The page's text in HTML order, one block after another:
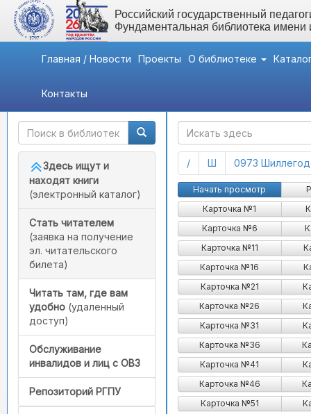
Российский государственный
Фундаментальная библиотека
Главная / Новости Проекты О библиотеке
Контакты
Быстрый доступ
Здесь ищут и
находят книги
(электронный каталог)
Стать читателем
(заявка на получение
эл. читательского
билета)
Читать там, где вам
удобно (удаленный
доступ)
Обслуживание
инвалидов и лиц с ОВЗ
Репозиторий РГПУ
/(current)
Ш (current)
0973
Начать просмотр
Карточка №1
Карточка №6
Карточка №11
Карточка №16
Карточка №21
Карточка №26
Карточка №31
Карточка №36
Карточка №41
Карточка №46
Карточка №51